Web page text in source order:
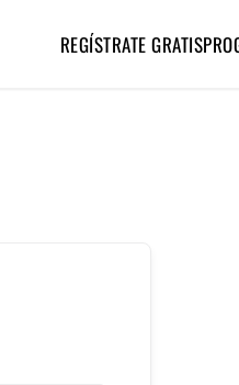
REGÍSTRATE GRATIS